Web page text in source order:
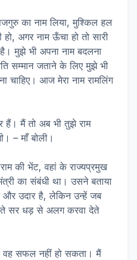
का नाम लिया, मुश्किल हल
अगर नाम ऊँचा हो तो सारी
मुझे भी अपना नाम बदलना
सम्मान जताने के लिए मुझे भी
चाहिए। आज मेरा नाम रामलिंग
हैं। मैं तो अब भी तुझे राम
– माँ बोली।
की भेंट, वहां के राज्यप्रमुख
का संबंधी था। उसने बताया
और उदार है, लेकिन उन्हें जब
सर धड़ से अलग करवा देते
सफल नहीं हो सकता। मैं